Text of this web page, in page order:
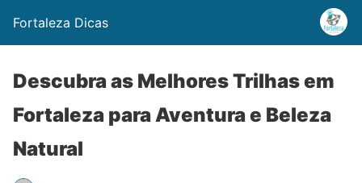
Fortaleza Dicas
Descubra as Melhores Trilhas em
Fortaleza para Aventura e Beleza
Natural